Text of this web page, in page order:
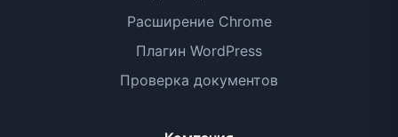
Расширение Chrome
Плагин WordPress
Проверка документов